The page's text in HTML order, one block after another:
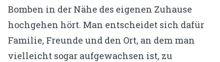
Bomben in der Nähe des eigenen Zuhause
hochgehen hört. Man entscheidet sich dafür
Familie, Freunde und den Ort, an dem man
vielleicht sogar aufgewachsen ist, zu